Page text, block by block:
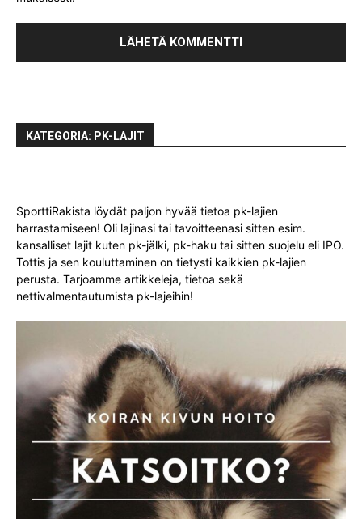
KATEGORIA: PK-LAJIT
SporttiRakista löydät paljon hyvää tietoa pk-lajien
harrastamiseen! Oli lajinasi tai tavoitteenasi sitten esim.
kansalliset lajit kuten pk-jälki, pk-haku tai sitten suojelu eli IPO.
Tottis ja sen kouluttaminen on tietysti kaikkien pk-lajien
perusta. Tarjoamme artikkeleja, tietoa sekä
nettivalmentautumista pk-lajeihin!